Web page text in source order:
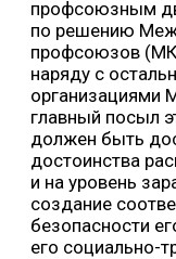
профсоюзным
по решению
профсоюзов
наряду с
организациями
главный посыл
должен быть
достоинства
и на уровень
создание
безопасности
его социально-